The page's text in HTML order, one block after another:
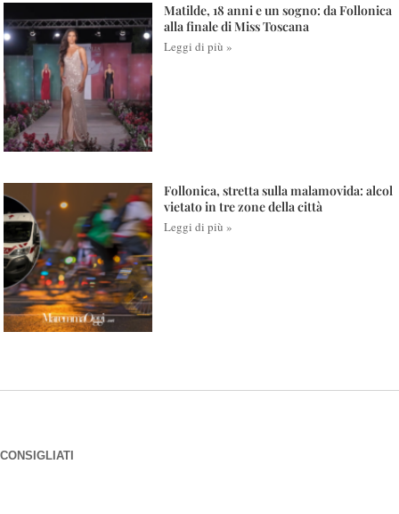
Matilde, 18 anni e un sogno: da Follonica
alla finale di Miss Toscana
Leggi di più »
Follonica, stretta sulla malamovida: alcol
vietato in tre zone della città
Leggi di più »
CONSIGLIATI